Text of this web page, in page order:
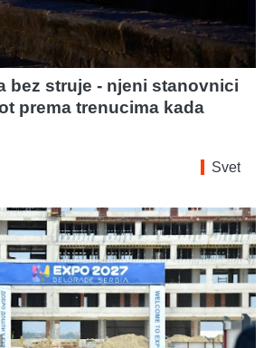
bez struje - njeni stanovnici
prema trenucima kada
Svet